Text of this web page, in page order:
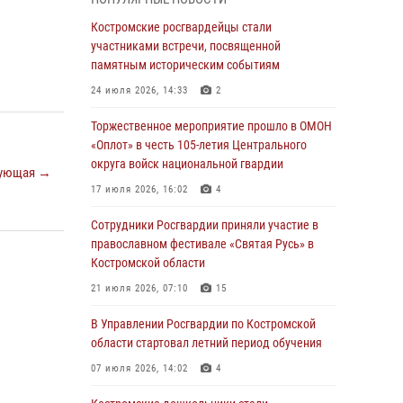
→
службой в ведомстве
31 июля 2026, 06:48 1
Костромские дошкольники стали
организованных военнослужащими и
сотрудниками Управления Росгвардии
30 июля 2026, 10:39 9
«Единых государственных услуг» для
получения услуг по линии Росгвардии
29 июля 2026, 06:26
участие в богослужении в честь князя
Владимира в Костроме
28 июля 2026, 06:14 2
Более пятидесяти поступивших сигналов
Костромские росгвардейцы стали
участниками встречи, посвященной
памятным историческим событиям
24 июля 2026, 14:33 2
Торжественное мероприятие прошло в ОМОН
«Оплот» в честь 105-летия Центрального
округа войск национальной гвардии
17 июля 2026, 16:02 4
Сотрудники Росгвардии приняли участие в
православном фестивале «Святая Русь» в
Костромской области
21 июля 2026, 07:10 15
В Управлении Росгвардии по Костромской
области стартовал летний период обучения
07 июля 2026, 14:02 4